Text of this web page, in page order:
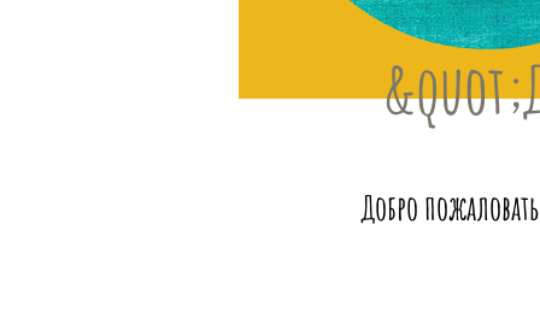
Добро